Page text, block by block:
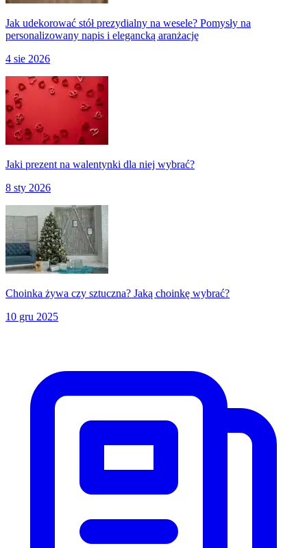
Jak udekorować stół prezydialny na wesele? Pomysły na
personalizowany napis i elegancką aranżację
4 sie 2026
Jaki prezent na walentynki dla niej wybrać?
8 sty 2026
Choinka żywa czy sztuczna? Jaką choinkę wybrać?
10 gru 2025